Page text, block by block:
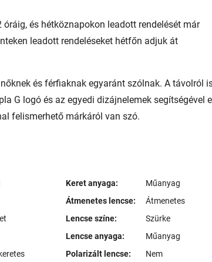
óráig, és hétköznapokon leadott rendelését már
leadott rendeléseket hétfőn adjuk át
és férfiaknak egyaránt szólnak. A távolról
G logó és az egyedi dizájnelemek segítségével
felismerhető márkáról van szó.
Keret anyaga:
Műanyag
Átmenetes lencse:
Átmenetes
Lencse színe:
Szürke
Lencse anyaga:
Műanyag
Polarizált lencse:
Nem